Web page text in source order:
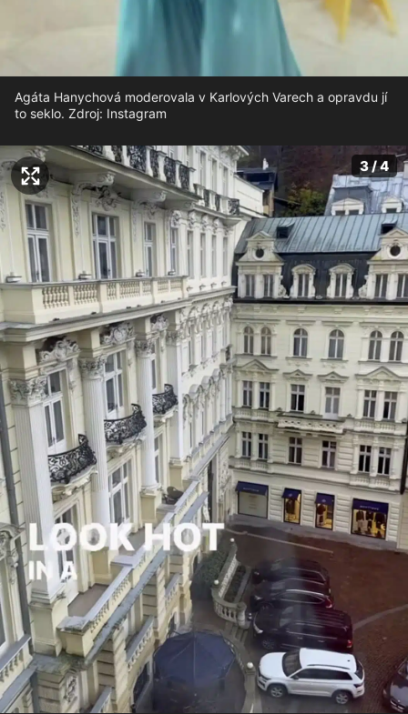
Agáta Hanychová moderovala v Karlových Varech a opravdu jí
to seklo. Zdroj: Instagram
3 / 4